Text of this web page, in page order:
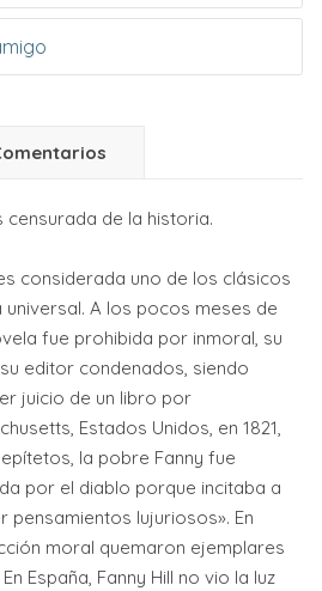
de la historia.
considerada uno de los clásicos
A los pocos meses de
fue prohibida por inmoral, su
editor condenados, siendo
juicio de un libro por
Estados Unidos, en 1821,
la pobre Fanny fue
por el diablo porque incitaba a
pensamientos lujuriosos». En
moral quemaron ejemplares
España, Fanny Hill no vio la luz